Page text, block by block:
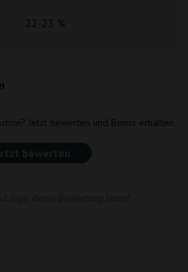
22-23 %
Jetzt bewerten und Bonus erhalten.
bewerten